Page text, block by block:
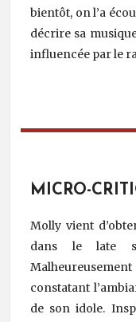
bientôt, on l’a
décrire sa
influencée par le
MICRO-
Molly vient
dans le late
constatant
de son idole.